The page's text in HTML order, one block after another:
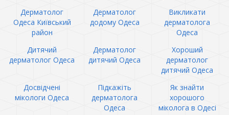
Дерматолог
Одеса Київський
район
Дерматолог
додому Одеса
Викликати
дерматолога
Одеса
Дитячий
дерматолог Одеса
Дерматолог
дитячий Одеса
Хороший
дерматолог
дитячий Одеса
Досвідчені
мікологи Одеса
Підкажіть
дерматолога
Одеса
Як знайти
хорошого
міколога в Одесі